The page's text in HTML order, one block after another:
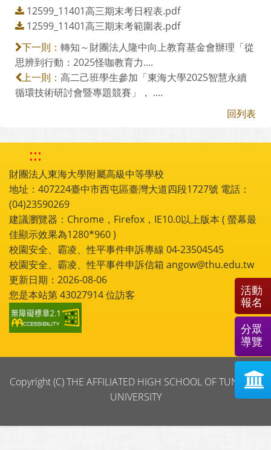
12599_11401高三期末考日程表.pdf
12599_11401高三期末考範圍表.pdf
下一則： 轉知～財團法人隆中向上教育基金會辦理「從
思辨到行動：2025怪咖教育力....
上一則： 高二己班學生參加「東海大學2025智慧永續
循環技術研討會暨專題競賽」， ....
回列表
:::
財團法人東海大學附屬高級中等學校
地址：407224臺中市西屯區臺灣大道四段1727號 電話：
(04)23590269
建議瀏覽器：Chrome，Firefox，IE10.0以上版本 ( 螢幕最
佳顯示效果為1280*960 )
校園安全、霸凌、性平事件申訴專線 04-23504545
校園安全、霸凌、性平事件申訴信箱 angow@thu.edu.tw
更新日期：2026-08-06
您是本站第43027914位訪客
Copyright (C) THE AFFILIATED HIGH SCHOOL OF TUNGHAI
UNIVERSITY
活動
報名
分眾
導覽